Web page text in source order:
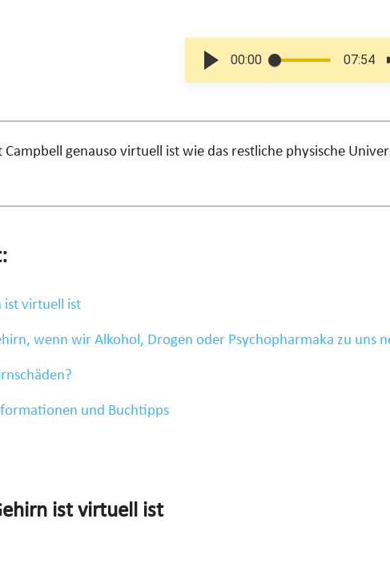
00:00 07:54
genauso virtuell ist wie das restliche physische
ist virtuell ist
wenn wir Alkohol, Drogen oder Psychopharmaka zu uns
und Buchtipps
ist virtuell ist